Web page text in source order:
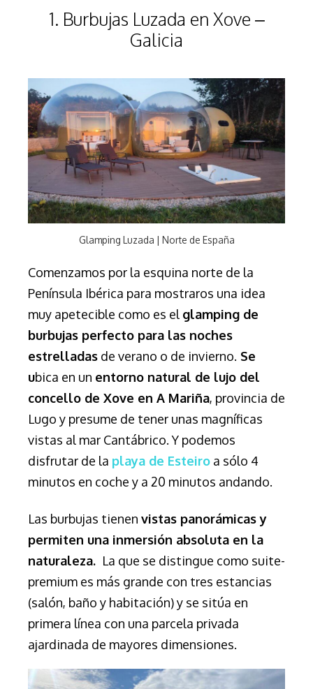
1. Burbujas Luzada en Xove –
Galicia
Glamping Luzada | Norte de España
Comenzamos por la esquina norte de la
Península Ibérica para mostraros una idea
muy apetecible como es el glamping de
burbujas perfecto para las noches
estrelladas de verano o de invierno. Se
ubica en un entorno natural de lujo del
concello de Xove en A Mariña, provincia de
Lugo y presume de tener unas magníficas
vistas al mar Cantábrico. Y podemos
disfrutar de la playa de Esteiro a sólo 4
minutos en coche y a 20 minutos andando.
Las burbujas tienen vistas panorámicas y
permiten una inmersión absoluta en la
naturaleza. La que se distingue como suite-
premium es más grande con tres estancias
(salón, baño y habitación)y se sitúa en
primera línea con una parcela privada
ajardinada de mayores dimensiones.